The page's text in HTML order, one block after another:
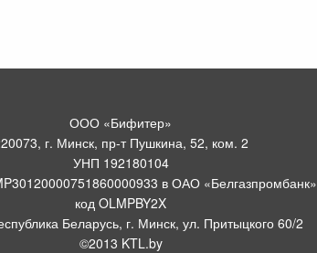
ООО «Бифитер»
г. Минск, пр-т Пушкина, 52, ком. 2
УНП 192180104
в ОАО «Белгазпромбанк»
код OLMPBY2X
Беларусь, г. Минск, ул. Притыцкого 60/2
©2013 KTL.by